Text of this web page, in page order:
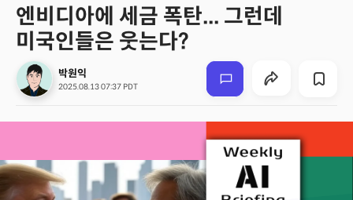
엔비디아에 세금 폭탄... 그런데
미국인들은 웃는다?
박원익
2025.08.13 07:37 PDT